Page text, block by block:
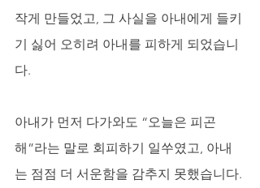
작게 만들었고, 그 사실을 아내에게 들키
기 싫어 오히려 아내를 피하게 되었습니
다.
아내가 먼저 다가와도 “오늘은 피곤
해”라는 말로 회피하기 일쑤였고, 아내
는 점점 더 서운함을 감추지 못했습니다.